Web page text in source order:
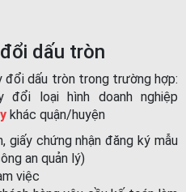
dấu tròn
đổi dấu tròn trong trường hợp:
loại hình doanh nghiệp
khác quận/huyện
giấy chứng nhận đăng ký mẫu
an quản lý)
việc